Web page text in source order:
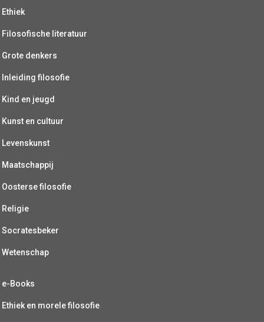
Ethiek
Filosofische literatuur
Grote denkers
Inleiding filosofie
Kind en jeugd
Kunst en cultuur
Levenskunst
Maatschappij
Oosterse filosofie
Religie
Socratesbeker
Wetenschap
e-Books
Ethiek en morele filosofie